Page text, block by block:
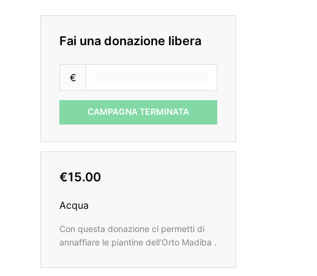
Fai una donazione libera
€
CAMPAGNA TERMINATA
€15.00
Acqua
Con questa donazione ci permetti di
annaffiare le piantine dell’Orto Madiba .